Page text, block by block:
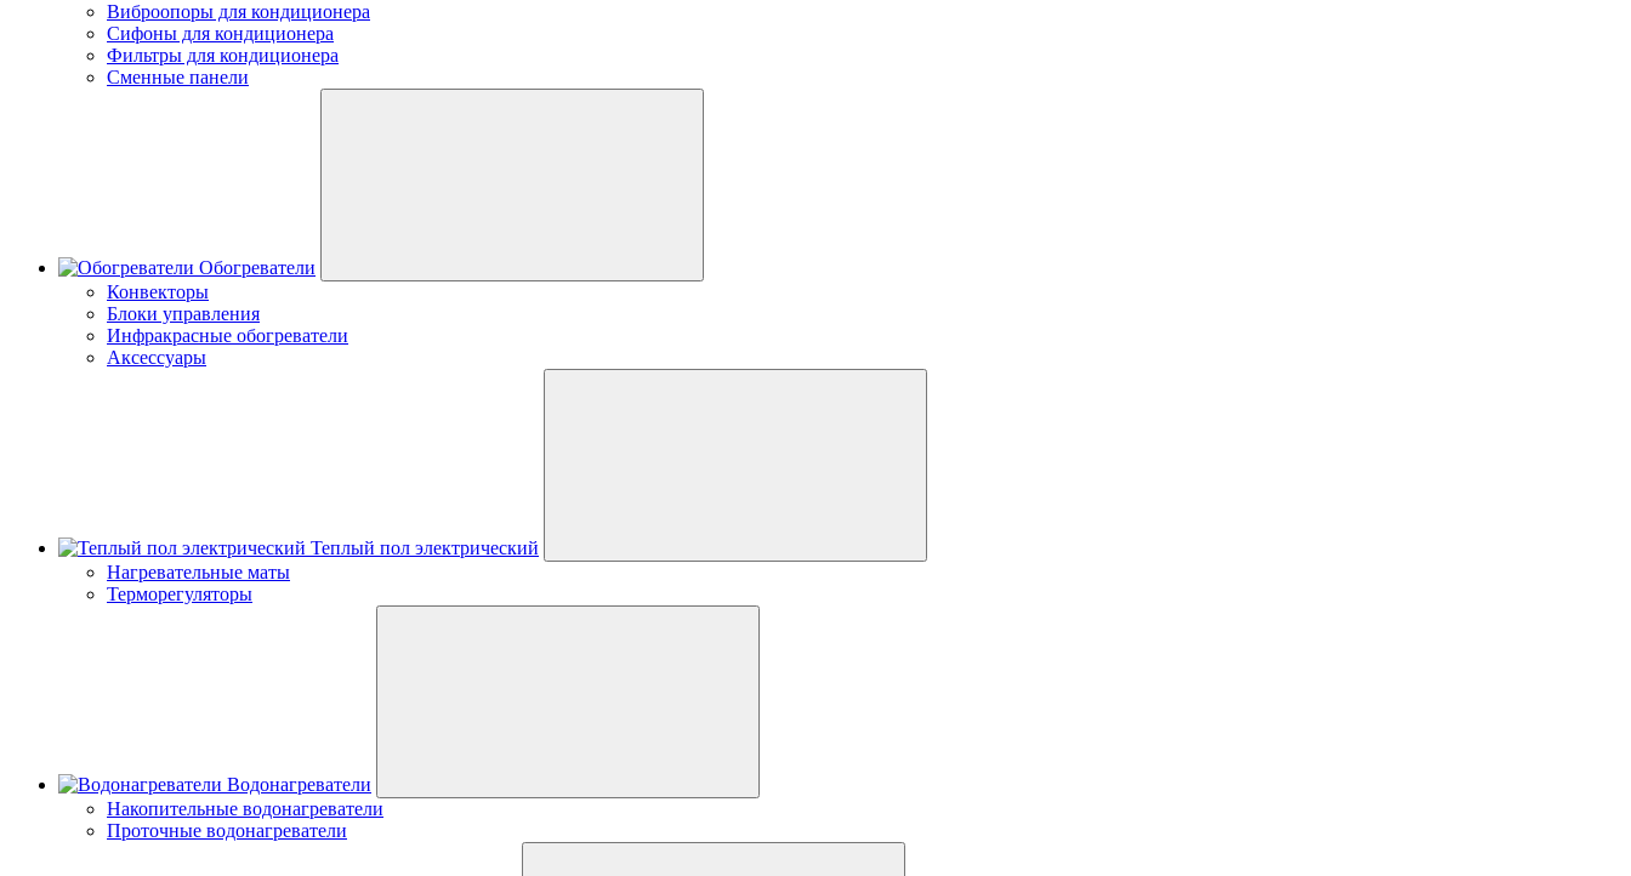
Виброопоры для кондиционера
Сифоны для кондиционера
Фильтры для кондиционера
Сменные панели
Обогреватели
Конвекторы
Блоки управления
Инфракрасные обогреватели
Аксессуары
Теплый пол электрический
Нагревательные маты
Терморегуляторы
Водонагреватели
Накопительные водонагреватели
Проточные водонагреватели